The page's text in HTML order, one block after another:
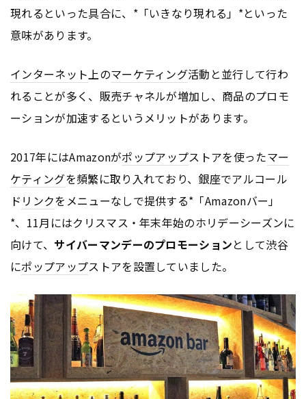
現れるといった具合に、*「いきなり現れる」*といった
意味があります。
インターネット 上のマーケティング活動と並行して行わ
れることが多く、販売チャネルが増加し、商品のプロモ
ーションが加速するというメリットがあります。
2017年にはAmazonがポップアップストアを使ったマー
ケティングを頻繁に取り入れており、銀座でアルコール
ド リンクをメニューなしで提供する*「Amazonバー」
*、11月にはクリスマス・年末年始のホリデーシーズンに
向けて、 サイバーマンデーのプロモーションとして渋谷
にポップアップストアを設置していました。